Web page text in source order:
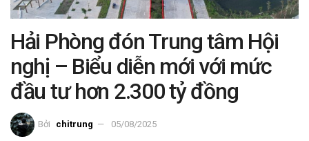
Hải Phòng đón Trung tâm Hội
nghị – Biểu diễn mới với mức
đầu tư hơn 2.300 tỷ đồng
Bởi chitrung 05/08/2025